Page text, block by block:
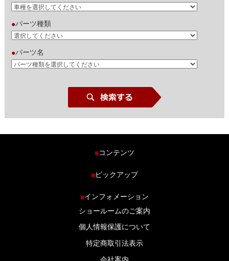
●パーツ種類
●パーツ名
■コンテンツ
商品ラインナップ
ブログ
■ピックアップ
■インフォメーション
ショールームのご案内
個人情報保護について
特定商取引法表示
会社案内